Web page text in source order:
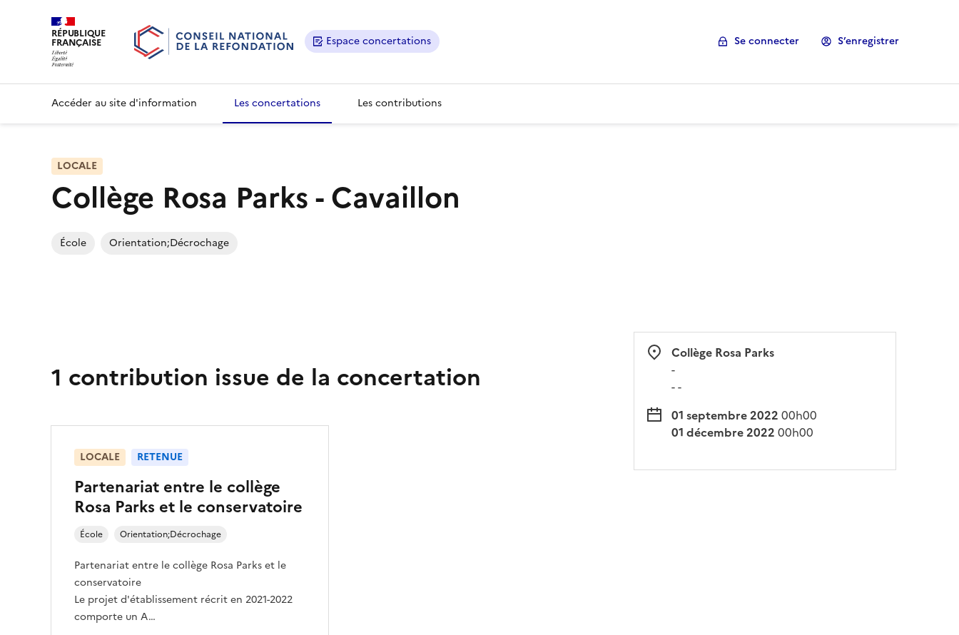
RÉPUBLIQUE
FRANÇAISE Espace concertations Se connecter S’enregistrer
Accéder au site d'information Les concertations Les contributions
LOCALE
Collège Rosa Parks - Cavaillon
École Orientation;Décrochage
1 contribution issue de la concertation
Partenariat entre le collège
Rosa Parks et le conservatoire
École Orientation;Décrochage
Partenariat entre le collège Rosa Parks et le
conservatoire
Le projet d'établissement récrit en 2021-2022
comporte un A…
LOCALE RETENUE
Collège Rosa Parks
-
- -
01 septembre 2022 00h00
01 décembre 2022 00h00